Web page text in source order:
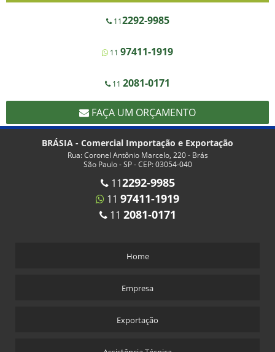
Corte e Solda Fundo e Lateral 900
Corte e Solda Lateral 1000
Corte e Solda para Redinha de Frutas
Corte e Solda para Sacos de Lixo Hospitalar Hamper com Alça - Em Rolo
Corte e Solda Plástico Bolha 800
Corte e Solda, Sacoleira e Picotadeira 3 em 1
112292-9985
11 97411-1919
11 2081-0171
FAÇA UM ORÇAMENTO
BRÁSIA - Comercial Importação e Exportação
Rua: Coronel Antônio Marcelo, 220 - Brás
São Paulo - SP - CEP: 03054-040
112292-9985
11 97411-1919
11 2081-0171
Home
Empresa
Exportação